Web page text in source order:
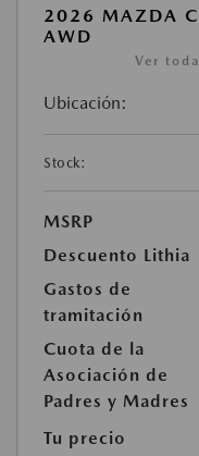
2026 MAZDA
AWD
Ver
Ubicación:
Stock:
MSRP
Descuento Lithia
Gastos de
tramitación
Cuota de la
Asociación de
Padres y Madres
Tu precio